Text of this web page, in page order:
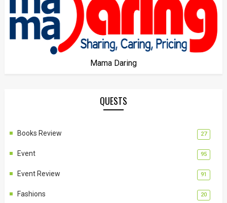
Mama Daring
QUESTS
Books Review 27
Event 95
Event Review 91
Fashions 20